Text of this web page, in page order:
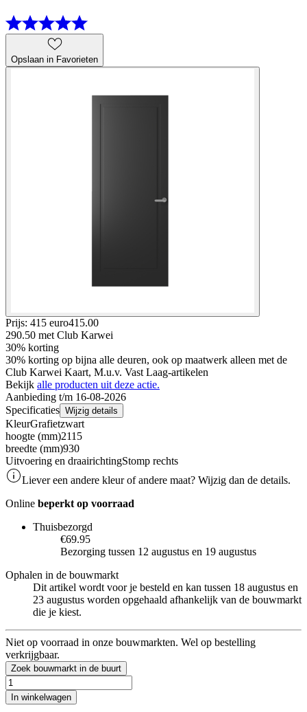
Opslaan in Favorieten
Prijs: 415 euro415.00
290.50 met Club Karwei
30% korting
30% korting op bijna alle deuren, ook op maatwerk alleen met de
Club Karwei Kaart, M.u.v. Vast Laag-artikelen
Bekijk alle producten uit deze actie.
Aanbieding t/m 16-08-2026
Specificaties Wijzig details
KleurGrafietzwart
hoogte (mm)2115
breedte (mm)930
Uitvoering en draairichtingStomp rechts
Liever een andere kleur of andere maat? Wijzig dan de details.
Online beperkt op voorraad
Thuisbezorgd
€69.95
Bezorging tussen 12 augustus en 19 augustus
Ophalen in de bouwmarkt
Dit artikel wordt voor je besteld en kan tussen 18 augustus en
23 augustus worden opgehaald afhankelijk van de bouwmarkt
die je kiest.
Niet op voorraad in onze bouwmarkten. Wel op bestelling
verkrijgbaar.
Zoek bouwmarkt in de buurt
In winkelwagen